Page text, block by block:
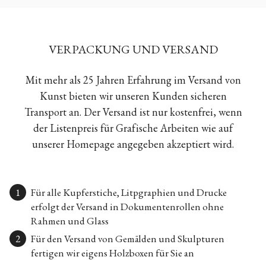
VERPACKUNG UND VERSAND
Mit mehr als 25 Jahren Erfahrung im Versand von
Kunst bieten wir unseren Kunden sicheren
Transport an. Der Versand ist nur kostenfrei, wenn
der Listenpreis für Grafische Arbeiten wie auf
unserer Homepage angegeben akzeptiert wird.
Für alle Kupferstiche, Litpgraphien und Drucke
erfolgt der Versand in Dokumentenrollen ohne
Rahmen und Glass
Für den Versand von Gemälden und Skulpturen
fertigen wir eigens Holzboxen für Sie an